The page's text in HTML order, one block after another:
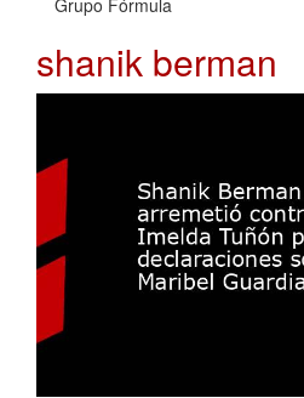
Grupo Fórmula
shanik berman